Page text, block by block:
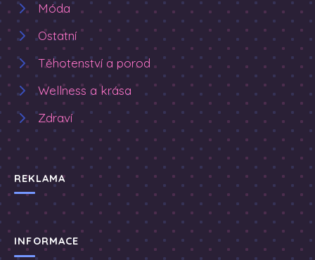
Móda
Ostatní
Těhotenství a porod
Wellness a krása
Zdraví
REKLAMA
INFORMACE